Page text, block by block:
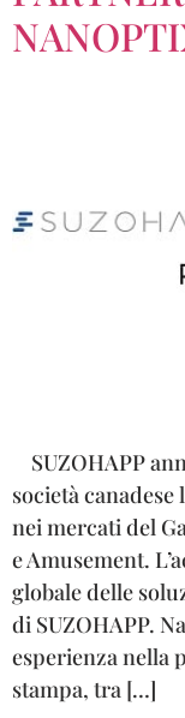
SUZOHAPP
società
nei mercati del
e Amusement.
globale delle
di SUZOHAPP.
esperienza nella
stampa, tra […]